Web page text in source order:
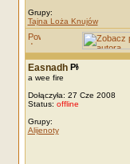
Grupy:
Tajna Loża Knujów
Easnadh
a wee fire
Dołączyła: 27 Cze 2008
Status: offline
Grupy:
Alijenoty